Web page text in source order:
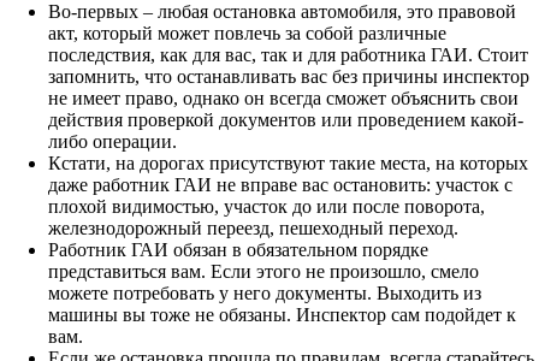
Во-первых – любая остановка автомобиля, это правовой
акт, который может повлечь за собой различные
последствия, как для вас, так и для работника ГАИ. Стоит
запомнить, что останавливать вас без причины инспектор
не имеет право, однако он всегда сможет объяснить свои
действия проверкой документов или проведением какой-
либо операции.
Кстати, на дорогах присутствуют такие места, на которых
даже работник ГАИ не вправе вас остановить: участок с
плохой видимостью, участок до или после поворота,
железнодорожный переезд, пешеходный переход.
Работник ГАИ обязан в обязательном порядке
представиться вам. Если этого не произошло, смело
можете потребовать у него документы. Выходить из
машины вы тоже не обязаны. Инспектор сам подойдет к
вам.